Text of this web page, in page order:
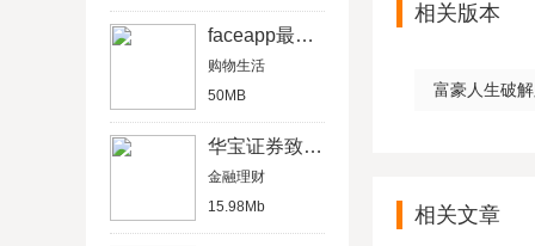
faceapp最新破解版
购物生活
50MB
华宝证券致富版
金融理财
15.98Mb
相关版本
富豪人生破
相关文章